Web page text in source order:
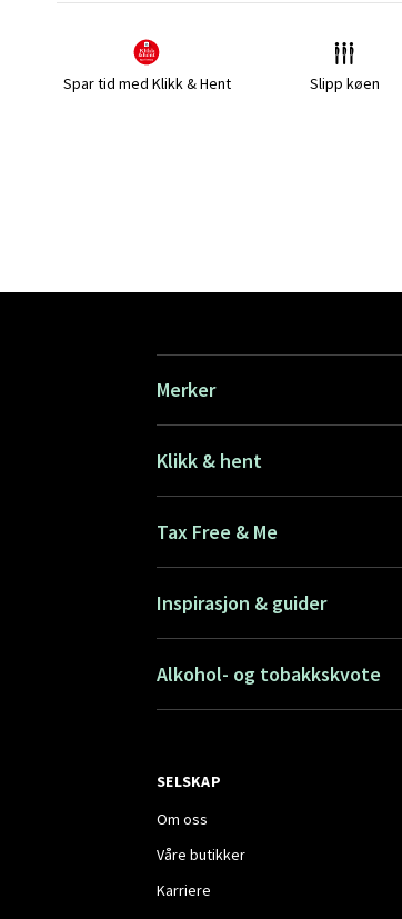
Spar tid med Klikk & Hent Slipp køen
Merker
Klikk & hent
Tax Free & Me
Inspirasjon & guider
Alkohol- og tobakkskvote
SELSKAP
Om oss
Våre butikker
Karriere